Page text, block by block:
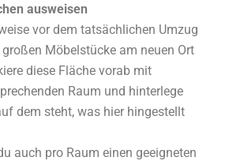
ausweisen
vor dem tatsächlichen Umzug
Möbelstücke am neuen Ort
diese Fläche vorab mit
Raum und hinterlege
dem steht, was hier hingestellt
auch pro Raum einen geeigneten